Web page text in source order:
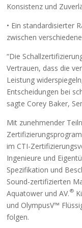
Konsistenz und
• Ein standardisierter
zwischen
“Die
Vertrauen, dass die
Leistung
Entscheidungen bei
sagte Corey Baker,
Mit zunehmender
im CTI-
Ingenieure und
Spezifikation und
Sound-zertifizierten
Aquatower und AV.®
und OlympusV™
folgen.